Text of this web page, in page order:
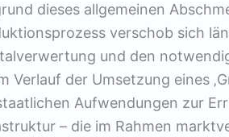
dieses allgemeinen
verschob sich
und den
Verlauf der Umsetzung eines
Aufwendungen zur
– die im Rahmen